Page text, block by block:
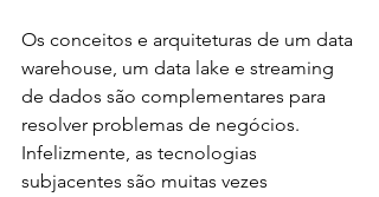
Os conceitos e arquiteturas de um data
warehouse, um data lake e streaming
de dados são complementares para
resolver problemas de negócios.
Infelizmente, as tecnologias
subjacentes são muitas vezes